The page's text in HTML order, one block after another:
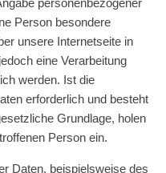
personenbezogener
Person besondere
unsere Internetseite in
eine Verarbeitung
werden. Ist die
erforderlich und besteht
Grundlage, holen
Person ein.
Daten, beispielsweise des